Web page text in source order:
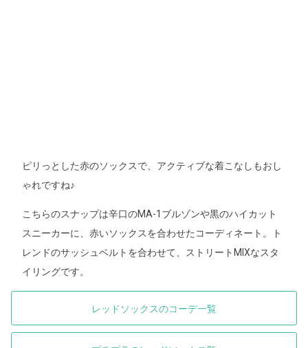
ピリっとした赤のソックスで、アクティブな着こなしもおし
ゃれですね♪
こちらのスナップは辛口のMA-1ブルゾンや黒のハイカット
スニーカーに、赤いソックスを合わせたコーディネート。ト
レンドのサッシュベルトを合わせて、ストリートMIXなスタ
イリングです。
レッドソックスのコーデ一覧